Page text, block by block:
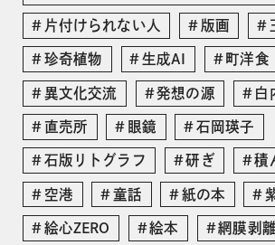
片付けられない人 版画
珍奇植物 生成AI 町洋食
異文化交流 発想の源 白
直売所 眼鏡 石岡瑛子
石版リトグラフ 研ぎ 積
空港 童話 紙の本
絵心ZERO 絵本 網膜剥離